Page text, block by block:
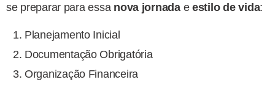
se preparar para essa nova jornadaeestilo de vida:
Planejamento Inicial
Documentação Obrigatória
Organização Financeira